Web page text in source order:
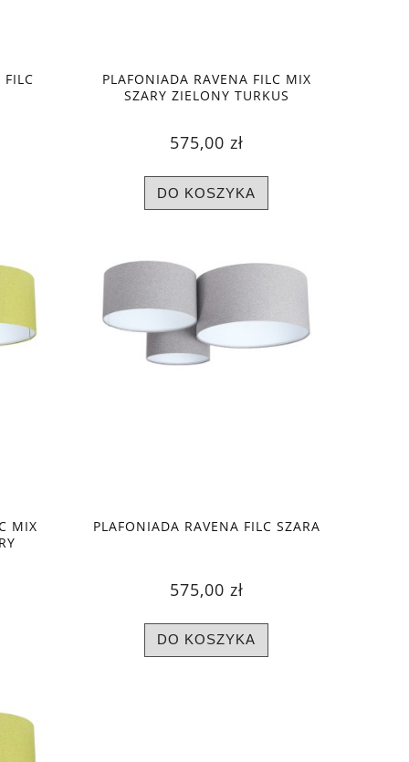
FILC
PLAFONIADA RAVENA FILC MIX
SZARY ZIELONY TURKUS
575,00 zł
DO KOSZYKA
MIX
PLAFONIADA RAVENA FILC SZARA
575,00 zł
DO KOSZYKA